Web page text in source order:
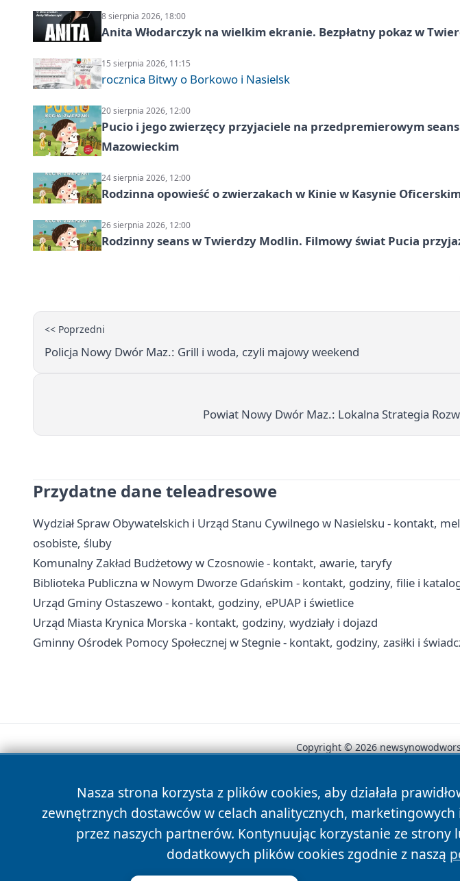
8 sierpnia 2026, 18:00
Anita Włodarczyk na wielkim ekranie. Bezpłatny pokaz w
15 sierpnia 2026, 11:15
rocznica Bitwy o Borkowo i Nasielsk
20 sierpnia 2026, 12:00
Pucio i jego zwierzęcy przyjaciele na przedpremierowym
Mazowieckim
24 sierpnia 2026, 12:00
Rodzinna opowieść o zwierzakach w Kinie w Kasynie
26 sierpnia 2026, 12:00
Rodzinny seans w Twierdzy Modlin. Filmowy świat Pucia
<< Poprzedni
Policja Nowy Dwór Maz.: Grill i woda, czyli majowy weekend
Powiat Nowy Dwór Maz.: Lokalna Strategia
Przydatne dane teleadresowe
Wydział Spraw Obywatelskich i Urząd Stanu Cywilnego w Nasielsku - kontakt,
osobiste, śluby
Komunalny Zakład Budżetowy w Czosnowie - kontakt, awarie, taryfy
Biblioteka Publiczna w Nowym Dworze Gdańskim - kontakt, godziny, filie i
Urząd Gminy Ostaszewo - kontakt, godziny, ePUAP i świetlice
Urząd Miasta Krynica Morska - kontakt, godziny, wydziały i dojazd
Gminny Ośrodek Pomocy Społecznej w Stegnie - kontakt, godziny, zasiłki i
Nasza strona korzysta z plików cookies, aby działała
zewnętrznych dostawców w celach analitycznych,
przez naszych partnerów. Kontynuując korzystanie ze strony
dodatkowych plików cookies zgodnie z naszą
Copyright © 2026
News Autorzy Polityka